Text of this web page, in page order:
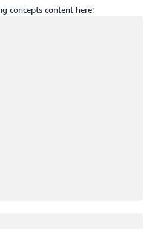
concepts content here: